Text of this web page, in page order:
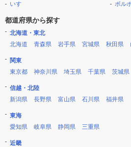
いすゞ
ボル
都道府県から探す
北海道・東北
北海道
青森県 岩手県 宮城県 秋田県
関東
東京都
神奈川県 埼玉県 千葉県 茨城県
信越・北陸
新潟県
長野県 富山県 石川県 福井県
東海
愛知県
岐阜県 静岡県 三重県
近畿